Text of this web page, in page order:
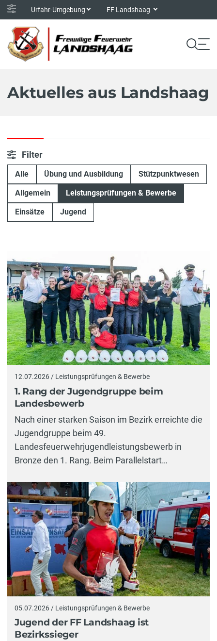
Urfahr-Umgebung FF Landshaag
Aktuelles aus Landshaag
Filter
Alle Übung und Ausbildung Stützpunktwesen
Allgemein Leistungsprüfungen & Bewerbe
Einsätze Jugend
12.07.2026 / Leistungsprüfungen & Bewerbe
1. Rang der Jugendgruppe beim
Landesbewerb
Nach einer starken Saison im Bezirk erreichte die
Jugendgruppe beim 49.
Landesfeuerwehrjugendleistungsbewerb in
Bronze den 1. Rang. Beim Parallelstart…
05.07.2026 / Leistungsprüfungen & Bewerbe
Jugend der FF Landshaag ist
Bezirkssieger